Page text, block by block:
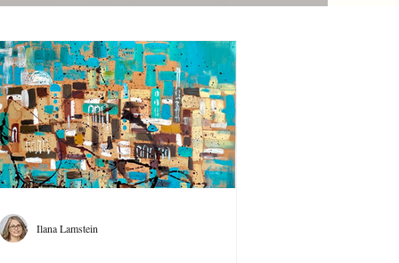
Ilana Lamstein